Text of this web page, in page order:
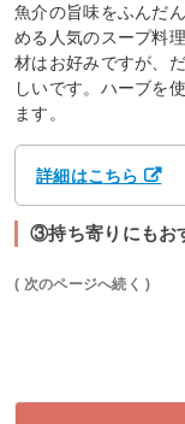
魚介の旨味をふんだ
める人気のスープ料
材はお好みですが、
しいです。ハーブを
ます。
詳細はこちら
③持ち寄りにもお
( 次のページへ続く )